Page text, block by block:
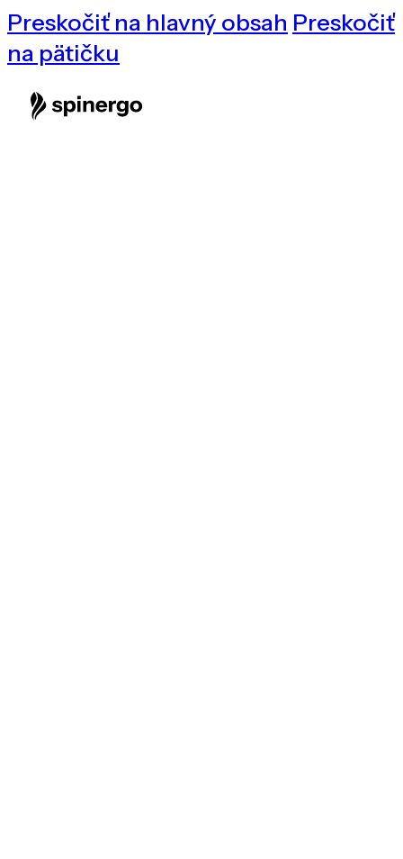
Preskočiť na hlavný obsah Preskočiť
na pätičku